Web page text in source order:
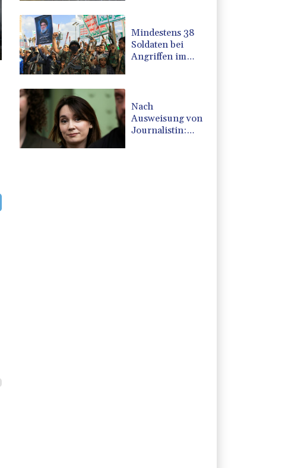
Mindestens 38
Soldaten bei
Angriffen im
Attacke
Nach
Ausweisung von
Journalistin: